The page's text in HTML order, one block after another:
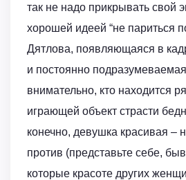
так не надо прикрывать свой
хорошей идеей “не париться
Дятлова, появляющаяся в
и постоянно
внимательно, кто находится
играющей объект страсти
конечно, девушка красивая –
против (представьте себе,
которые красоте других